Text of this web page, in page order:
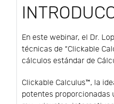
En este webinar, el Dr.
técnicas de “Clickable
cálculos estándar de
Clickable Calculus™, la
potentes proporcionadas